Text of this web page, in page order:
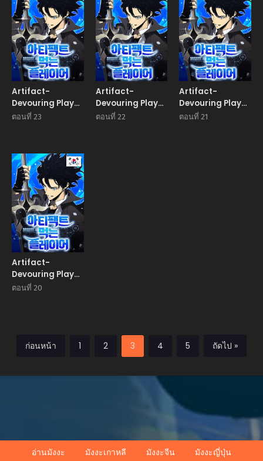
Artifact-
Devouring Player
เพลเยอร์ผู้กลืนกิน
ตอนที่ 23
Artifact-
Devouring Player
เพลเยอร์ผู้กลืนกิน
ตอนที่ 22
Artifact-
Devouring Player
เพลเยอร์ผู้กลืนกิน
ตอนที่ 21
Manhwa
Artifact-
Devouring Player
เพลเยอร์ผู้กลืนกิน
ตอนที่ 20
ก่อนหน้า 1 2 3 4 5 ถัดไป »
อ่านมังงะ มังงะเกาหลี มังงะจีน
มังงะญี่ปุ่น